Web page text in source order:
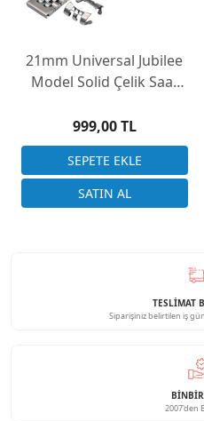
21mm Universal Jubilee
Model Solid Çelik Saat
999,00 TL
TESLİMAT
Siparişiniz belirtilen iş
2007'den